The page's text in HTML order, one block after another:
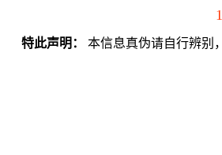
特此声明： 本信息真伪请自行辨别